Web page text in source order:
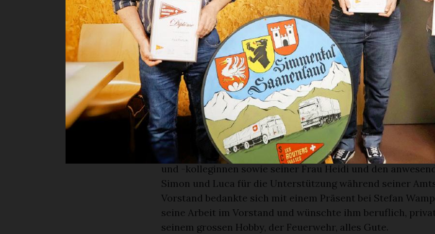
Les Routiers Suisses, Sektion Simmental-Saanenland.
Der Präsident führte wie gewohnt gekonnt durch seine
Versammlung und erläuterte die Tätigkeiten im Verband
Sektion selbst. Während der Versammlung wurden diverse
durchgeführt – so darf sich die Sektion nun über den
Jonathan von Siebenthal sowie über das neue
Gobeli erfreuen.
Drei 25-Jahre-Jubilaren und zwei
der Versammlung persönlich geehrt werden. Stefan
sich bei den vier Berner Sektionspräsidenten, seinen
und -kolleginnen sowie seiner Frau Heidi und den
Simon und Luca für die Unterstützung während seiner
Vorstand bedankte sich mit einem Präsent bei Stefan
seine Arbeit im Vorstand und wünschte ihm beruflich,
seinem grossen Hobby, der Feuerwehr, alles Gute.